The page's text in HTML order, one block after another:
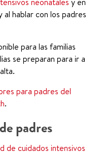
al hablar con los padres
para las familias
se preparan para ir a
para padres del
.
padres
de cuidados intensivos